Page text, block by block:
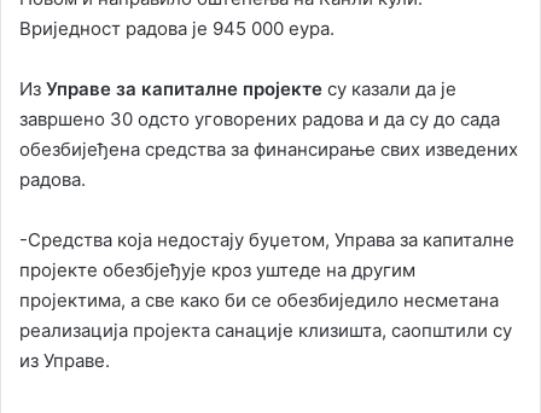
Вриједност радова је 945 000 еура.
Из Управе за капиталне пројекте су казали да је
завршено 30 одсто уговорених радова и да су до сада
обезбијеђена средства за финансирање свих изведених
радова.
-Средства која недостају буџетом, Управа за капиталне
пројекте обезбјеђује кроз уштеде на другим
пројектима, а све како би се обезбиједило несметана
реализација пројекта санације клизишта, саопштили су
из Управе.